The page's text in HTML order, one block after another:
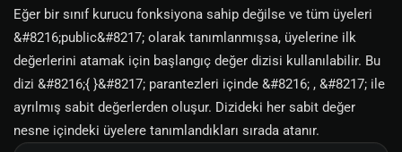
Eğer bir sınıf kurucu fonksiyona sahip değilse ve tüm üyeleri
&#8216;public&#8217; olarak tanımlanmışsa, üyelerine ilk
değerlerini atamak için başlangıç değer dizisi kullanılabilir. Bu
dizi &#8216;{ }&#8217; parantezleri içinde &#8216; , &#8217; ile
ayrılmış sabit değerlerden oluşur. Dizideki her sabit değer
nesne içindeki üyelere tanımlandıkları sırada atanır.